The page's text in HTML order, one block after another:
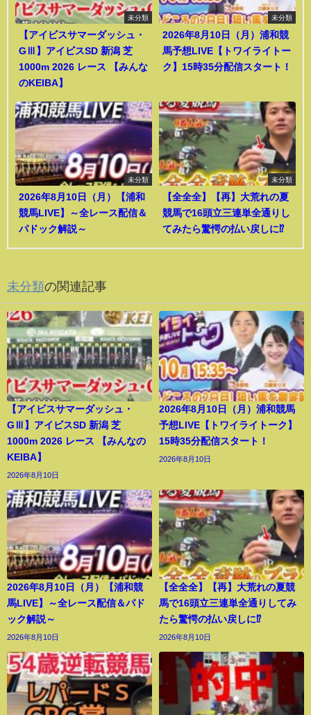
未分類
【アイビスサマーダッシュ・
GⅢ】アイビスSD 新潟 芝
1000m 2026 レース 【みんな
のKEIBA】
未分類
2026年8月10日（月）浦和競
馬予想LIVE【トワイライトー
ク】15時35分配信スタート！
未分類
2026年8月10日（月）【浦和
競馬LIVE】～全レース配信＆
パドック解説～
未分類
【全全全】【再】大荒れの夏
競馬で16頭立三連単全通りし
てみたら驚愕の払い戻しに⁉︎
未分類の関連記事
【アイビスサマーダッシュ・
GⅢ】アイビスSD 新潟 芝
1000m 2026 レース 【みんなの
KEIBA】
2026年8月10日
2026年8月10日（月）浦和競馬
予想LIVE【トワイライトーク】
15時35分配信スタート！
2026年8月10日
2026年8月10日（月）【浦和競
馬LIVE】～全レース配信＆パド
ック解説～
2026年8月10日
【全全全】【再】大荒れの夏競
馬で16頭立三連単全通りしてみ
たら驚愕の払い戻しに⁉︎
2026年8月10日